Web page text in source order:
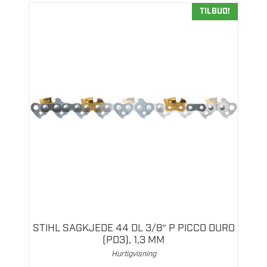
TILBUD!
STIHL SAGKJEDE 44 DL 3/8″ P PICCO DURO
(PD3), 1,3 MM
Hurtigvisning